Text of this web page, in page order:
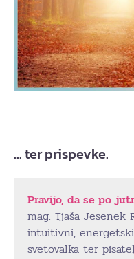
… ter prispevke.
Pravijo, da se po
mag. Tjaša Jesenek
intuitivni,
svetovalka ter